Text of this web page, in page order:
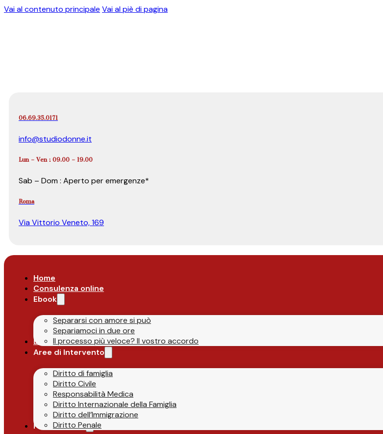
Vai al contenuto principale Vai al piè di pagina
06.69.35.0171
info@studiodonne.it
Lun – Ven : 09.00 – 19.00
Sab – Dom : Aperto per emergenze*
Roma
Via Vittorio Veneto, 169
Home
Consulenza online
Ebook
Separarsi con amore si può
Separiamoci in due ore
Il processo più veloce? Il vostro accordo
Lo Studio
Aree di Intervento
Diritto di famiglia
Diritto Civile
Responsabilità Medica
Diritto Internazionale della Famiglia
Diritto dell’Immigrazione
Diritto Penale
Parlano di Noi